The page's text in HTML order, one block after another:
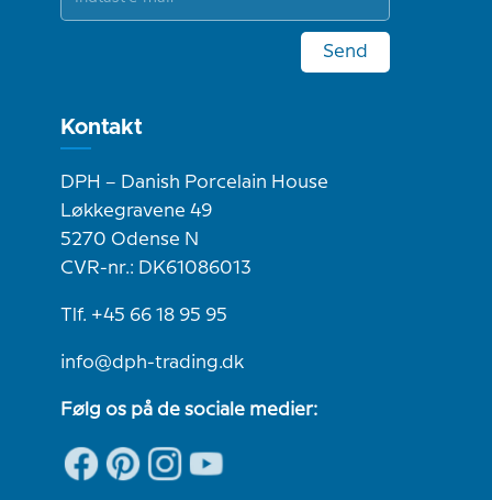
Send
Kontakt
DPH – Danish Porcelain House
Løkkegravene 49
5270 Odense N
CVR-nr.: DK61086013
Tlf. +45 66 18 95 95
info@dph-trading.dk
Følg os på de sociale medier: